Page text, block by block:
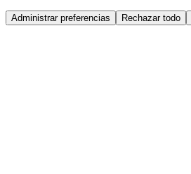
Administrar preferencias Rechazar todo